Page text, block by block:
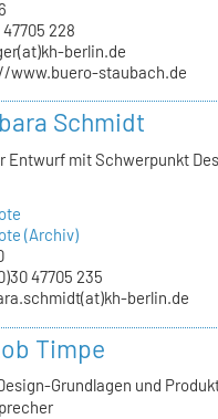
228
berlin.de
www.buero-staubach.de
Schmidt
Entwurf mit Schwerpunkt
(Archiv)
47705 235
berlin.de
Timpe
Grundlagen und